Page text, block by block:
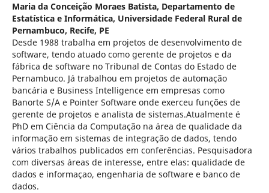
Maria da Conceição Moraes Batista, Departamento de
Estatística e Informática, Universidade Federal Rural de
Pernambuco, Recife, PE
Desde 1988 trabalha em projetos de desenvolvimento de
software, tendo atuado como gerente de projetos e da
fábrica de software no Tribunal de Contas do Estado de
Pernambuco. Já trabalhou em projetos de automação
bancária e Business Intelligence em empresas como
Banorte S/A e Pointer Software onde exerceu funções de
gerente de projetos e analista de sistemas.Atualmente é
PhD em Ciência da Computação na área de qualidade da
informação em sistemas de integração de dados, tendo
vários trabalhos publicados em conferências. Pesquisadora
com diversas áreas de interesse, entre elas: qualidade de
dados e informaçao, engenharia de software e banco de
dados.